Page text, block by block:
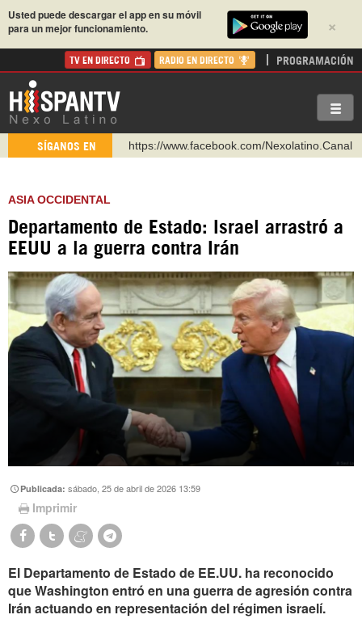
×
Usted puede descargar el app en su móvil
para un mejor funcionamiento.
TV EN DIRECTO RADIO EN DIRECTO PROGRAMACIÓN
SÍGANOS EN
https://www.facebook.com/Nexolatino.Canal
https://t.me/hispantvcanal
https://urmedium.com/c/hispantv
Instagram como: hispan_tv
ASIA OCCIDENTAL
Departamento de Estado: Israel arrastró a
EEUU a la guerra contra Irán
Publicada:sábado, 25 de abril de 2026 13:59
Imprimir
El Departamento de Estado de EE.UU. ha reconocido
que Washington entró en una guerra de agresión contra
Irán actuando en representación del régimen israelí.